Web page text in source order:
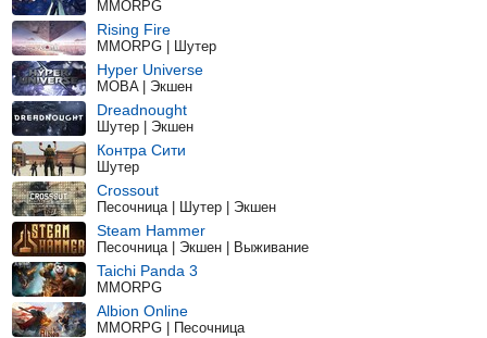
MMORPG
Rising Fire
MMORPG | Шутер
Hyper Universe
MOBA | Экшен
Dreadnought
Шутер | Экшен
Контра Сити
Шутер
Crossout
Песочница | Шутер | Экшен
Steam Hammer
Песочница | Экшен | Выживание
Taichi Panda 3
MMORPG
Albion Online
MMORPG | Песочница